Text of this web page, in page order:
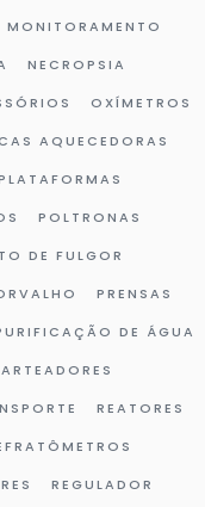
MONITORAMENTO
NECROPSIA
OXÍMETROS
AQUECEDORAS
POLTRONAS
DE FULGOR
PRENSAS
DE ÁGUA
REATORES
REGULADOR